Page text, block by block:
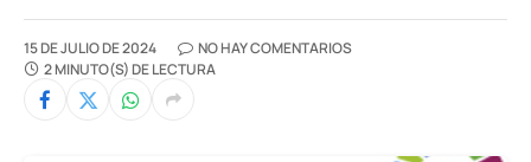
15 DE JULIO DE 2024
NO HAY COMENTARIOS
2 MINUTO(S) DE LECTURA